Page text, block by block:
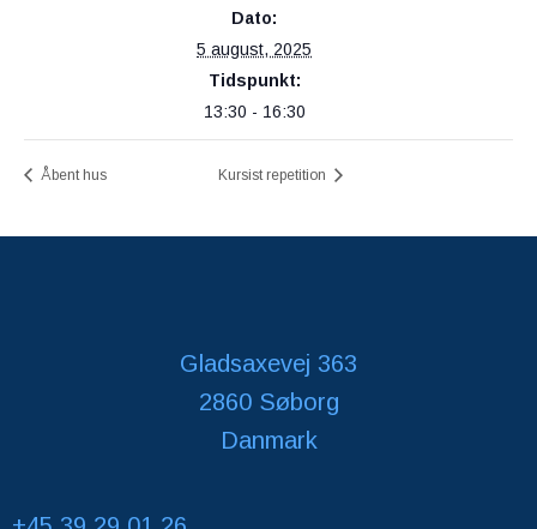
Dato:
5 august, 2025
Tidspunkt:
13:30 - 16:30
Åbent hus Kursist repetition
Gladsaxevej 363
2860 Søborg
Danmark